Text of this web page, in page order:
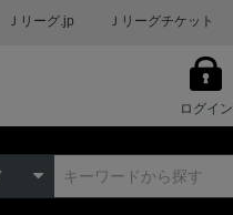
Ｊリーグ.jp Ｊリーグチケット
ログイン